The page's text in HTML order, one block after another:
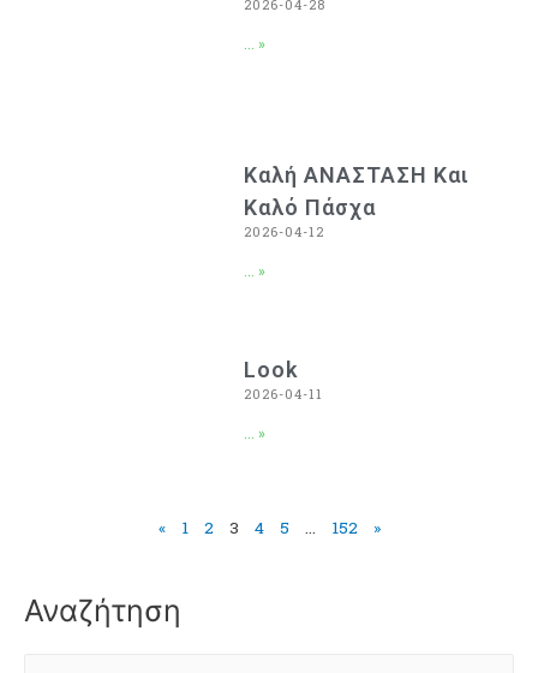
2026-04-28
... »
Καλή ΑΝΑΣΤΑΣΗ Και
Καλό Πάσχα
2026-04-12
... »
Look
2026-04-11
... »
« 1 2 3 4 5 152 »
Αναζήτηση